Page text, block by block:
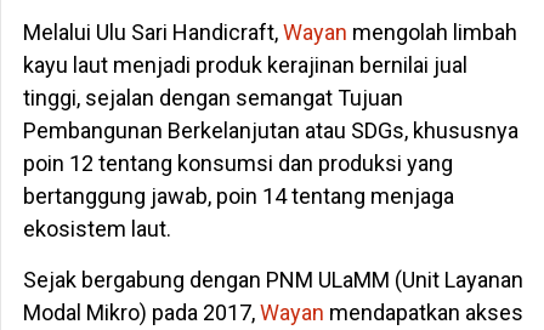
Melalui Ulu Sari Handicraft,Wayan mengolah limbah
kayu laut menjadi produk kerajinan bernilai jual
tinggi, sejalan dengan semangat Tujuan
Pembangunan Berkelanjutan atau SDGs, khususnya
poin 12 tentang konsumsi dan produksi yang
bertanggung jawab, poin 14 tentang menjaga
ekosistem laut.
Sejak bergabung dengan PNM ULaMM (Unit Layanan
Modal Mikro) pada 2017,Wayan mendapatkan akses